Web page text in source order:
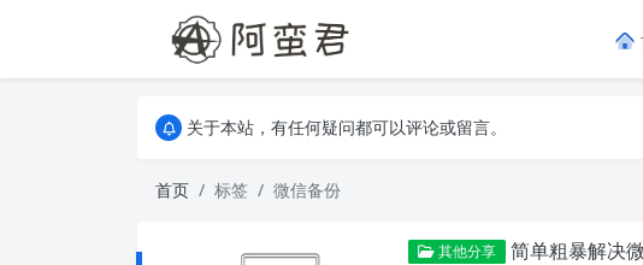
关于本站，有任何疑问都可以评论或留言。
关于本站，有任何疑问都可以评论或留言。
首页
标签 微信备份
其他分享 简单粗暴解决微信